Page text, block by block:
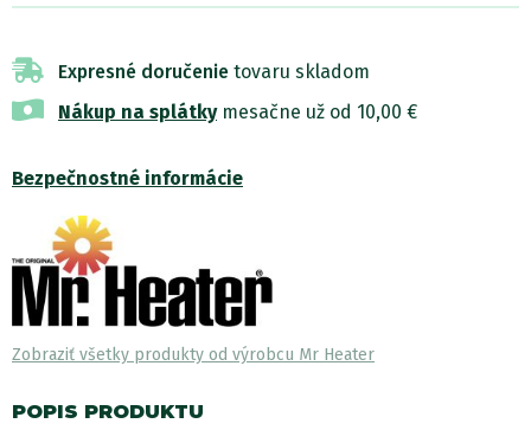
Expresné doručenie tovaru skladom
Nákup na splátkymesačne už od 10,00 €
Bezpečnostné informácie
Zobraziť všetky produkty od výrobcu Mr Heater
POPIS PRODUKTU